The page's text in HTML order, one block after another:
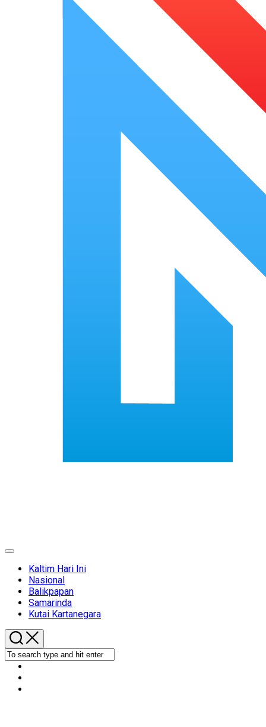
Expand
Kaltim Hari Ini
Nasional
Balikpapan
Samarinda
Kutai Kartanegara